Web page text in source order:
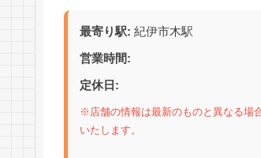
最寄り駅: 紀伊市木駅
営業時間:
定休日:
※店舗の情報は最新のものと異なる場
いたします。